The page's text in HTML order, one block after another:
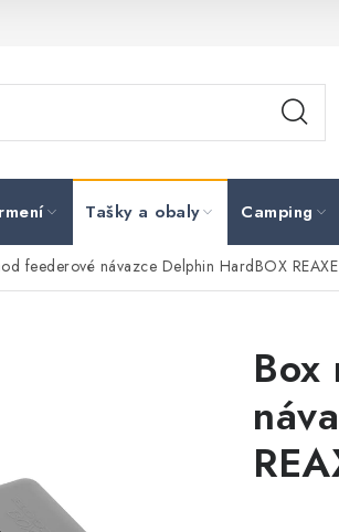
Tašky a obaly Camping
feederové návazce Delphin HardBOX REAXE
Box